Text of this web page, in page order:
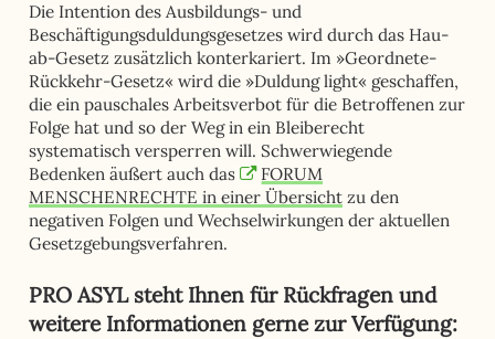
Die Intention des Ausbildungs- und
Beschäftigungsduldungsgesetzes wird durch das Hau-
ab-Gesetz zusätzlich konterkariert. Im »Geordnete-
Rückkehr-Gesetz« wird die »Duldung light« geschaffen,
die ein pauschales Arbeitsverbot für die Betroffenen zur
Folge hat und so der Weg in ein Bleiberecht
systematisch versperren will. Schwerwiegende
Bedenken äußert auch das
FORUM
MENSCHENRECHTE in einer Übersichtzu den
negativen Folgen und Wechselwirkungen der aktuellen
Gesetzgebungsverfahren.
PRO ASYL steht Ihnen für Rückfragen und
weitere Informationen gerne zur Verfügung: